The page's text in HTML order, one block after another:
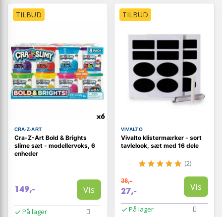
TILBUD
CRA-Z-ART
Cra-Z-Art Bold & Brights
slime sæt - modellervoks, 6
enheder
149,- Vis
På lager
TILBUD
VIVALTO
Vivalto klistermærker - sort
tavlelook, sæt med 16 dele
(2)
38,-
27,- Vis
På lager